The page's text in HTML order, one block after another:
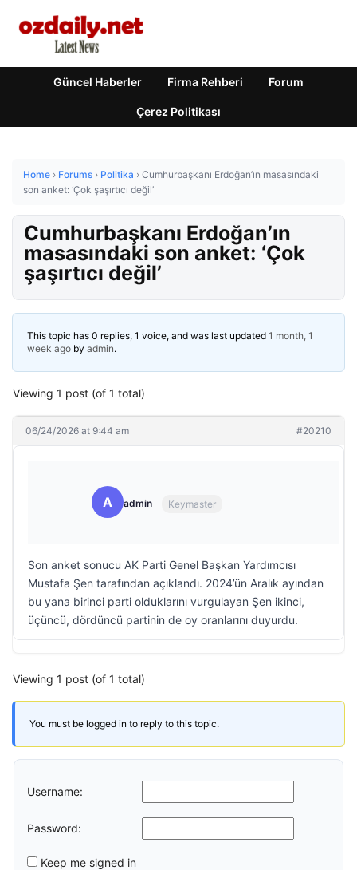
Güncel Haberler Firma Rehberi Forum
Çerez Politikası
Home › Forums › Politika › Cumhurbaşkanı Erdoğan’ın masasındaki
son anket: ‘Çok şaşırtıcı değil’
Cumhurbaşkanı Erdoğan’ın
masasındaki son anket: ‘Çok
şaşırtıcı değil’
This topic has 0 replies, 1 voice, and was last updated 1 month, 1
week ago by admin.
Viewing 1 post (of 1 total)
06/24/2026 at 9:44 am #20210
A admin Keymaster
Son anket sonucu AK Parti Genel Başkan Yardımcısı
Mustafa Şen tarafından açıklandı. 2024’ün Aralık ayından
bu yana birinci parti olduklarını vurgulayan Şen ikinci,
üçüncü, dördüncü partinin de oy oranlarını duyurdu.
Viewing 1 post (of 1 total)
You must be logged in to reply to this topic.
Username:
Password:
Keep me signed in